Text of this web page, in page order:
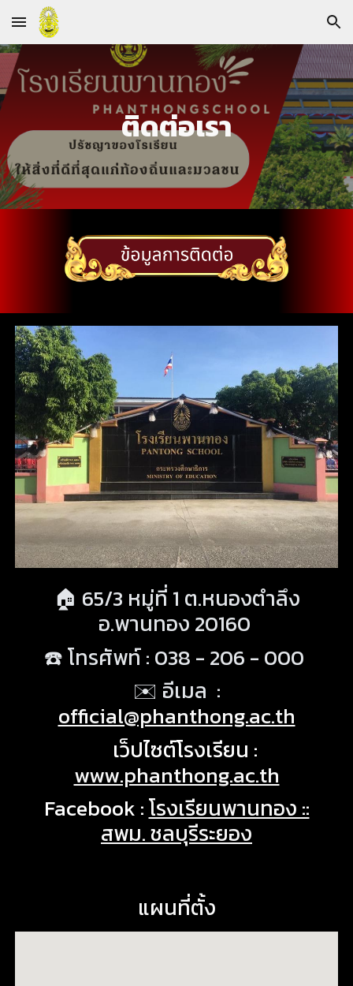
Skip to main content Skip to navigation
ติดต่อเรา
🏠 65/3 หมู่ที่ 1 ต.หนองตำลึง
อ.พานทอง 20160
☎️ โทรศัพท์ : 038 - 206 - 000
✉️ อีเมล :
official@phanthong.ac.th
เว็ปไซต์โรงเรียน :
www.phanthong.ac.th
Facebook :โรงเรียนพานทอง ::
สพม. ชลบุรีระยอง
แผนที่ตั้ง